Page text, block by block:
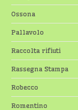
Ossona
Pallavolo
Raccolta rifiuti
Rassegna Stampa
Robecco
Romentino